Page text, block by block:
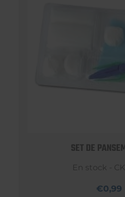
SET DE
En stock -
€0,99